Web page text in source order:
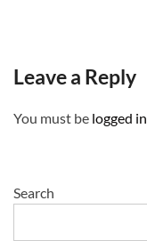
Leave a Reply
You must be logged in
Search